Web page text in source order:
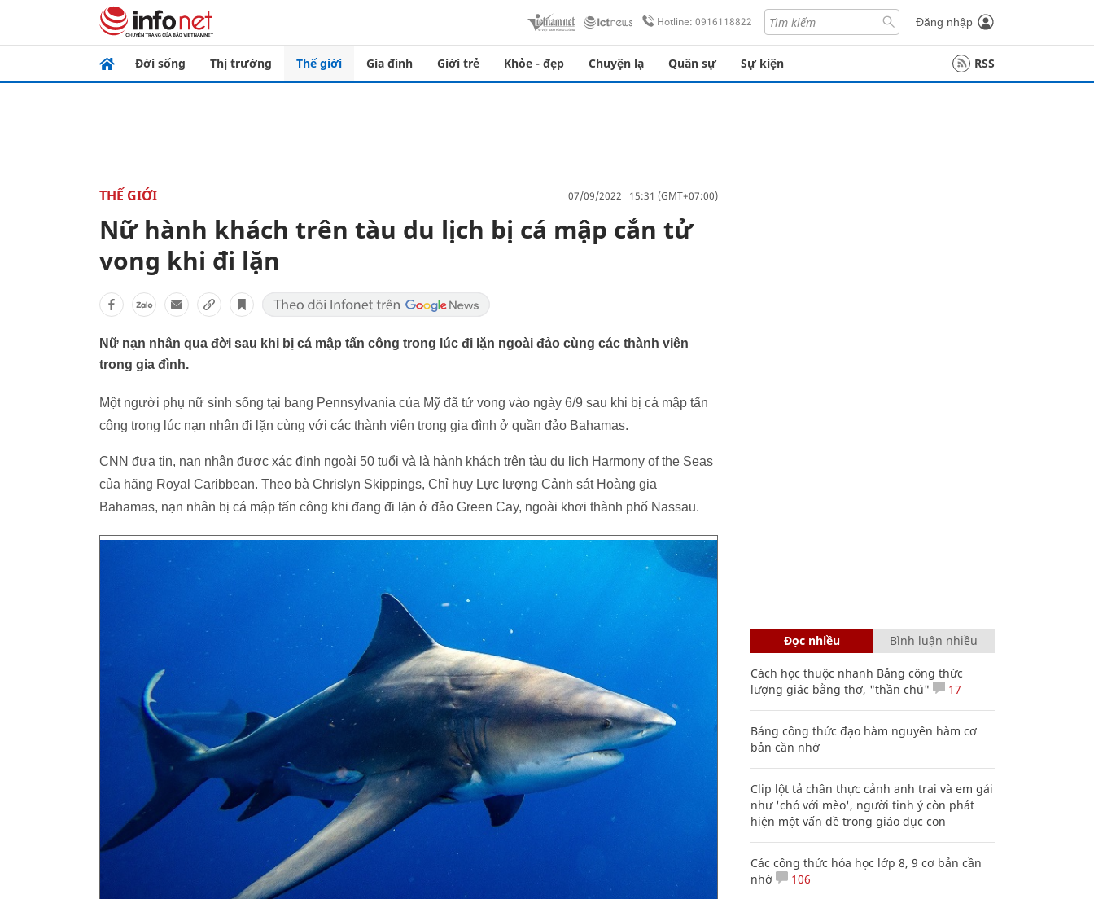
Hotline: 0916118822 Đăng nhập
Đời sống Thị trường Thế giới Gia đình Giới trẻ Khỏe - đẹp Chuyện lạ Quân sự Sự kiện RSS
THẾ GIỚI 07/09/2022 15:31 (GMT+07:00)
Nữ hành khách trên tàu du lịch bị cá mập cắn tử
vong khi đi lặn
Nữ nạn nhân qua đời sau khi bị cá mập tấn công trong lúc đi lặn ngoài đảo cùng các thành viên
trong gia đình.
Một người phụ nữ sinh sống tại bang Pennsylvania của Mỹ đã tử vong vào ngày 6/9 sau khi bị cá mập tấn
công trong lúc nạn nhân đi lặn cùng với các thành viên trong gia đình ở quần đảo Bahamas.
CNN đưa tin, nạn nhân được xác định ngoài 50 tuổi và là hành khách trên tàu du lịch Harmony of the Seas
của hãng Royal Caribbean. Theo bà Chrislyn Skippings, Chỉ huy Lực lượng Cảnh sát Hoàng gia
Bahamas, nạn nhân bị cá mập tấn công khi đang đi lặn ở đảo Green Cay, ngoài khơi thành phố Nassau.
Đọc nhiều Bình luận nhiều
Cách học thuộc nhanh Bảng công thức
lượng giác bằng thơ, "thần chú"
17
Bảng công thức đạo hàm nguyên hàm cơ
bản cần nhớ
Clip lột tả chân thực cảnh anh trai và em gái
như 'chó với mèo', người tinh ý còn phát
hiện một vấn đề trong giáo dục con
Các công thức hóa học lớp 8, 9 cơ bản cần
nhớ
106